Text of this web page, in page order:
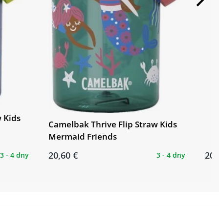
Kids
3 - 4 dny
Camelbak Thrive Flip Straw Kids
Mermaid Friends
20,60 € 3 - 4 dny